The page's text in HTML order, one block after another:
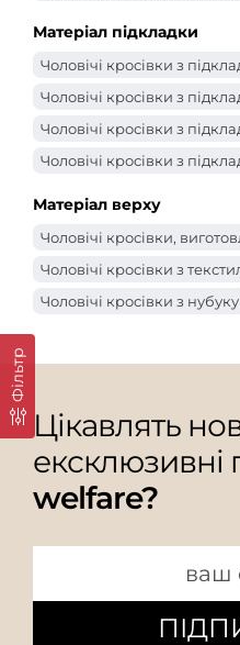
Фільтр
Матеріал підкладки
Чоловічі кросівки з
Чоловічі кросівки з
Чоловічі кросівки з
Чоловічі кросівки з
Матеріал верху
Чоловічі кросівки,
Чоловічі кросівки з
Чоловічі кросівки з нубуку
Цікавлять
ексклюзивні
welfare?